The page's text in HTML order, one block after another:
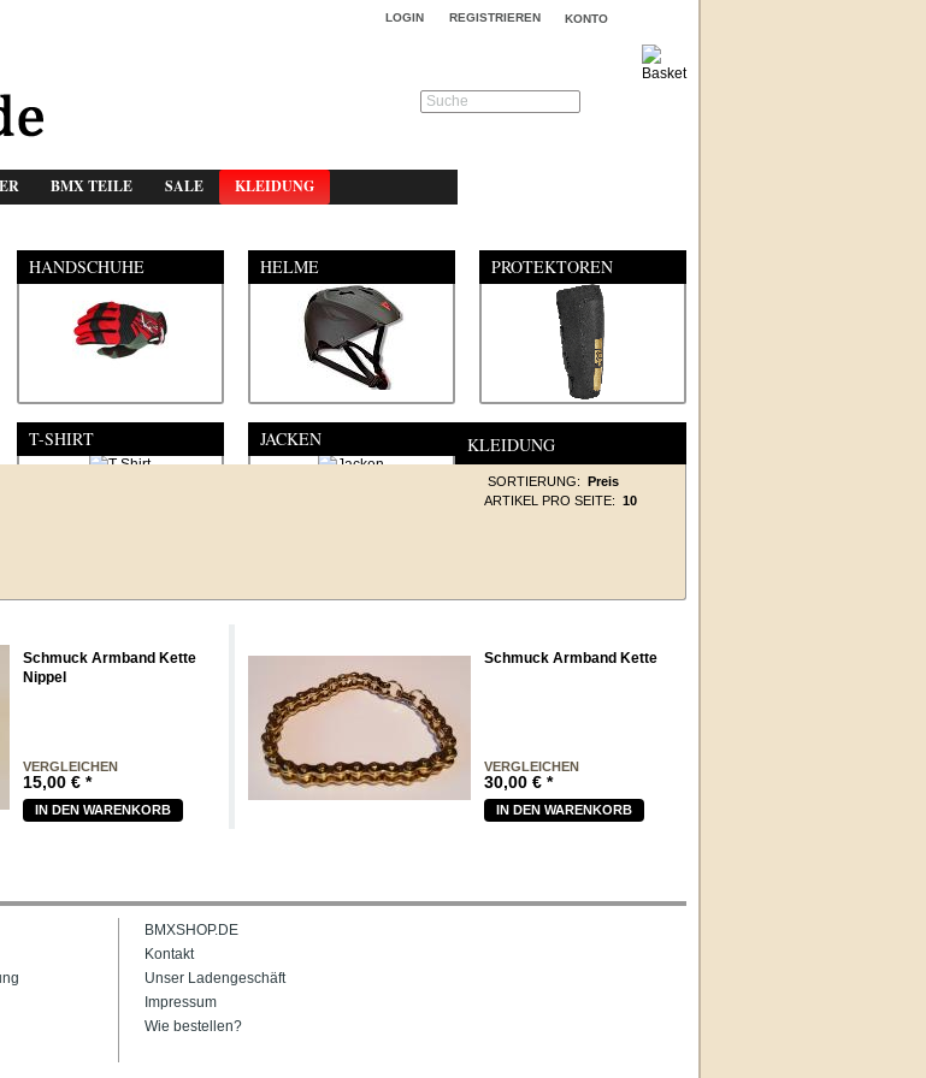
KONTO
LOGIN REGISTRIEREN
BMX TEILE SALE KLEIDUNG
Suche
HANDSCHUHE HELME PROTEKTOREN
T-SHIRT JACKEN KLEIDUNG
SORTIERUNG: Preis
ARTIKEL PRO SEITE: 10
Schmuck Armband Kette
Nippel
VERGLEICHEN
15,00€ *
IN DEN WARENKORB
Schmuck Armband Kette
VERGLEICHEN
30,00€ *
IN DEN WARENKORB
BMXSHOP.DE
Kontakt
Unser Ladengeschäft
Impressum
Wie bestellen?